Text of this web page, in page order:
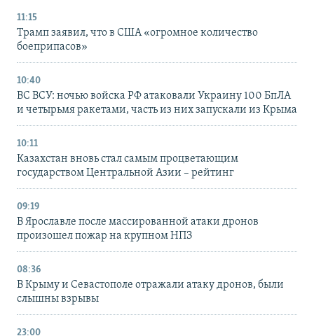
11:15
Трамп заявил, что в США «огромное количество
боеприпасов»
10:40
ВС ВСУ: ночью войска РФ атаковали Украину 100 БпЛА
и четырьмя ракетами, часть из них запускали из Крыма
10:11
Казахстан вновь стал самым процветающим
государством Центральной Азии – рейтинг
09:19
В Ярославле после массированной атаки дронов
произошел пожар на крупном НПЗ
08:36
В Крыму и Севастополе отражали атаку дронов, были
слышны взрывы
23:00